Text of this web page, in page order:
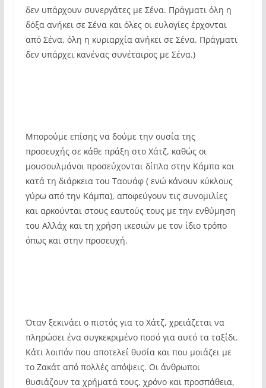
δεν υπάρχουν συνεργάτες με Σένα. Πράγματι όλη η
δόξα ανήκει σε Σένα και όλες οι ευλογίες έρχονται
από Σένα, όλη η κυριαρχία ανήκει σε Σένα. Πράγματι
δεν υπάρχει κανένας συνέταιρος με Σένα.)
Μπορούμε επίσης να δούμε την ουσία της
προσευχής σε κάθε πράξη στο Χάτζ, καθώς οι
μουσουλμάνοι προσεύχονται δίπλα στην Κάμπα και
κατά τη διάρκεια του Ταουάφ ( ενώ κάνουν κύκλους
γύρω από την Κάμπα), αποφεύγουν τις συνομιλίες
και αρκούνται στους εαυτούς τους με την ενθύμηση
του Αλλάχ και τη χρήση ικεσιών με τον ίδιο τρόπο
όπως και στην προσευχή.
Όταν ξεκινάει ο πιστός για το Χάτζ, χρειάζεται να
πληρώσει ένα συγκεκριμένο ποσό για αυτό τα ταξίδι.
Κάτι λοιπόν που αποτελεί θυσία και που μοιάζει με
το Ζακάτ από πολλές απόψεις. Οι άνθρωποι
θυσιάζουν τα χρήματά τους, χρόνο και προσπάθεια,